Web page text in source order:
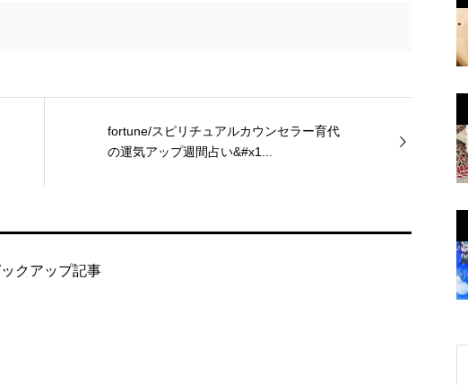
fortune/スピリチュアルカウンセラー育代
の運気アップ週間占い&#x1...
クアップ記事